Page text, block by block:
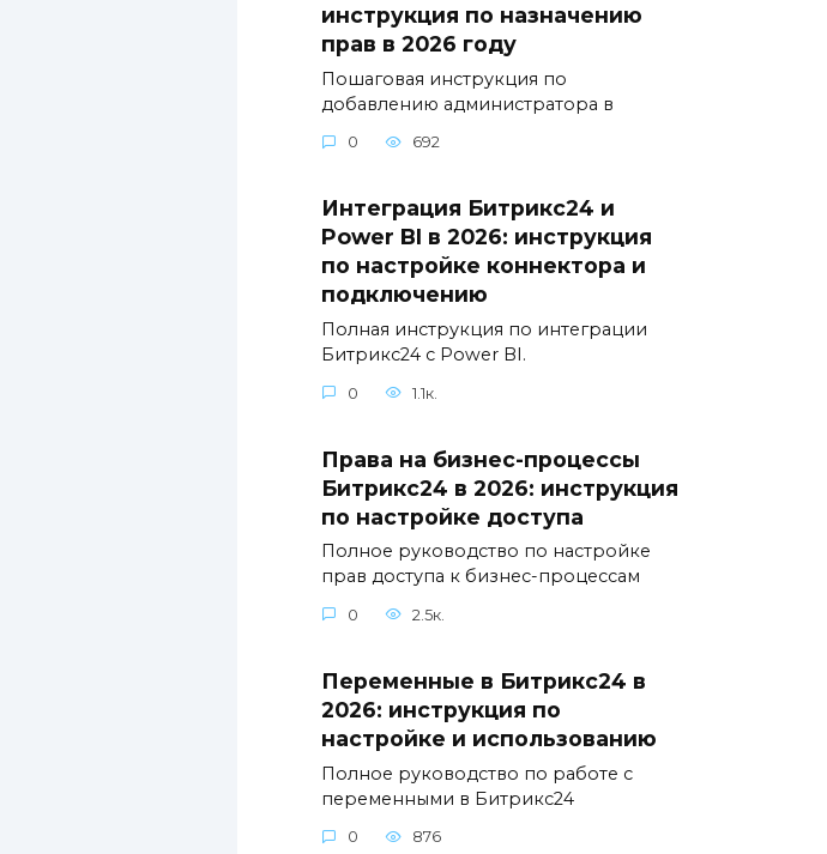
инструкция по назначению
прав в 2026 году
Пошаговая инструкция по
добавлению администратора в
0 692
Интеграция Битрикс24 и
Power BI в 2026: инструкция
по настройке коннектора и
подключению
Полная инструкция по интеграции
Битрикс24 с Power BI.
0 1.1к.
Права на бизнес-процессы
Битрикс24 в 2026: инструкция
по настройке доступа
Полное руководство по настройке
прав доступа к бизнес-процессам
0 2.5к.
Переменные в Битрикс24 в
2026: инструкция по
настройке и использованию
Полное руководство по работе с
переменными в Битрикс24
0 876